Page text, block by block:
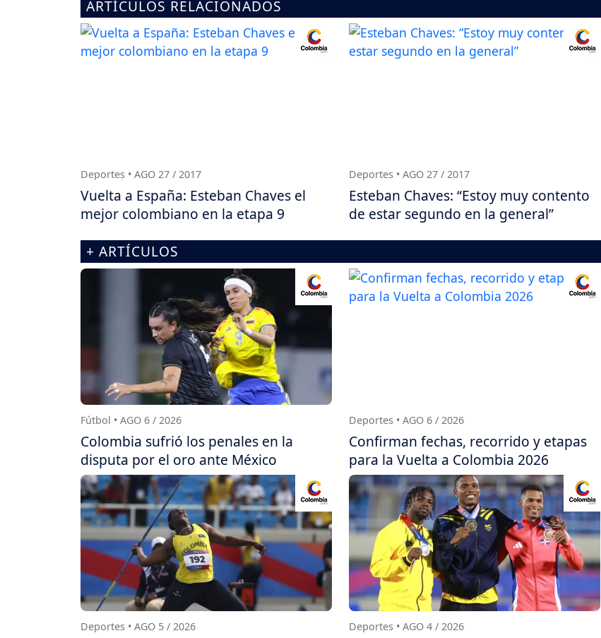
ARTÍCULOS RELACIONADOS
Deportes • AGO 27 / 2017
Vuelta a España: Esteban Chaves el
mejor colombiano en la etapa 9
Deportes • AGO 27 / 2017
Esteban Chaves: “Estoy muy contento
de estar segundo en la general”
+ ARTÍCULOS
Fútbol • AGO 6 / 2026
Colombia sufrió los penales en la
disputa por el oro ante México
Deportes • AGO 6 / 2026
Confirman fechas, recorrido y etapas
para la Vuelta a Colombia 2026
Deportes • AGO 5 / 2026 Deportes • AGO 4 / 2026